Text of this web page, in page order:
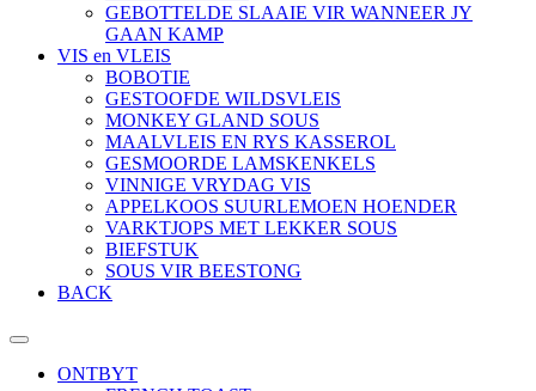
GEBOTTELDE SLAAIE VIR WANNEER JY
GAAN KAMP
VIS en VLEIS
BOBOTIE
GESTOOFDE WILDSVLEIS
MONKEY GLAND SOUS
MAALVLEIS EN RYS KASSEROL
GESMOORDE LAMSKENKELS
VINNIGE VRYDAG VIS
APPELKOOS SUURLEMOEN HOENDER
VARKTJOPS MET LEKKER SOUS
BIEFSTUK
SOUS VIR BEESTONG
BACK
ONTBYT